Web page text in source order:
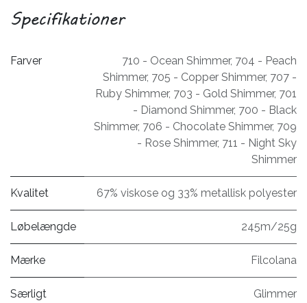
Specifikationer
Farver 710 - Ocean Shimmer, 704 - Peach
Shimmer, 705 - Copper Shimmer, 707 -
Ruby Shimmer, 703 - Gold Shimmer, 701
- Diamond Shimmer, 700 - Black
Shimmer, 706 - Chocolate Shimmer, 709
- Rose Shimmer, 711 - Night Sky
Shimmer
Kvalitet 67% viskose og 33% metallisk polyester
Løbelængde 245m/25g
Mærke Filcolana
Særligt Glimmer